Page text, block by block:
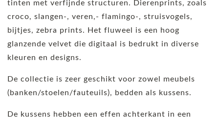
tinten met verfijnde structuren. Dierenprints, zoals
croco, slangen-, veren,- flamingo-, struisvogels,
bijtjes, zebra prints. Het fluweel is een hoog
glanzende velvet die digitaal is bedrukt in diverse
kleuren en designs.
De collectie is zeer geschikt voor zowel meubels
(banken/stoelen/fauteuils), bedden als kussens.
De kussens hebben een effen achterkant in een